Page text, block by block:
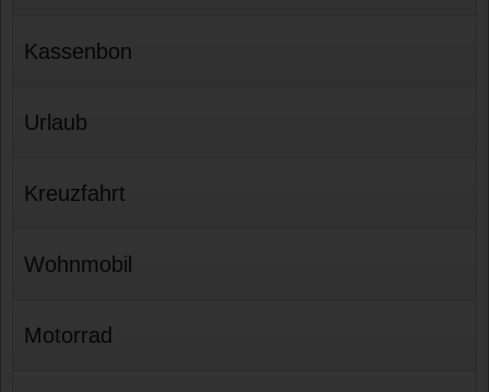
Kassenbon
Urlaub
Kreuzfahrt
Wohnmobil
Motorrad